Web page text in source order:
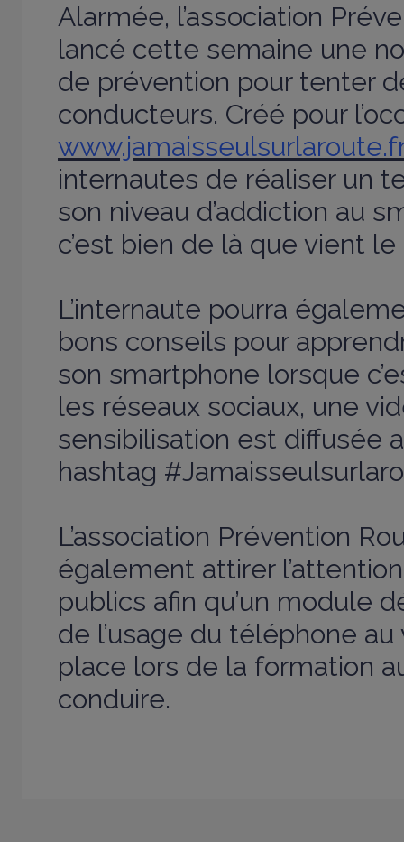
Alarmée, l’association
lancé cette semaine une
de prévention pour tenter
conducteurs. Créé pour
internautes de réaliser un
son niveau d’addiction au
c’est bien de là que vient
L’internaute pourra
bons conseils pour
son smartphone lorsque
les réseaux sociaux, une
sensibilisation est diffusée
hashtag
L’association Prévention
également attirer
publics afin qu’un module
de l’usage du téléphone
place lors de la formation
conduire.